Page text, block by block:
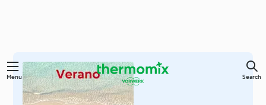
Skip
Menu Search